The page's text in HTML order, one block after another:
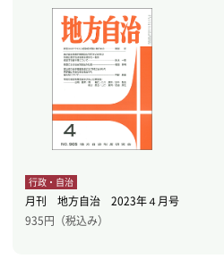
行政・自治
月刊 地方自治 2023年４月号
935円（税込み）